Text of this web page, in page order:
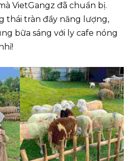
VietGangz đã chuẩn bị.
thái tràn đầy năng lượng,
bữa sáng với ly cafe nóng